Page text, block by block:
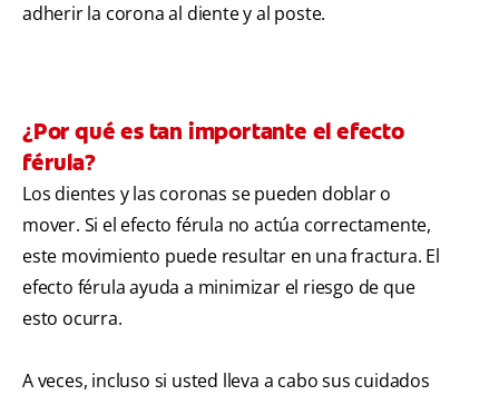
adherir la corona al diente y al poste.
¿Por qué es tan importante el efecto
férula?
Los dientes y las coronas se pueden doblar o
mover. Si el efecto férula no actúa correctamente,
este movimiento puede resultar en una fractura. El
efecto férula ayuda a minimizar el riesgo de que
esto ocurra.
A veces, incluso si usted lleva a cabo sus cuidados